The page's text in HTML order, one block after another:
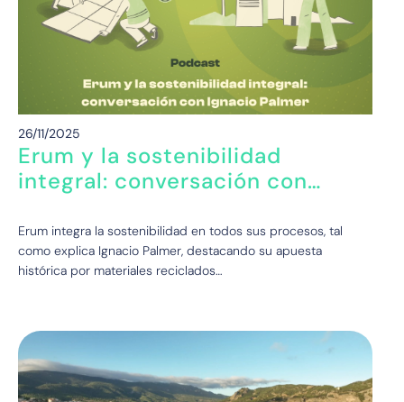
26/11/2025
Erum y la sostenibilidad
integral: conversación con
Erum integra la sostenibilidad en todos sus procesos, tal
como explica Ignacio Palmer, destacando su apuesta
histórica por materiales reciclados…